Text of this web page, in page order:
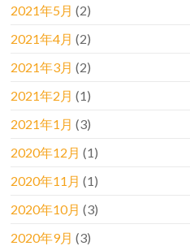
2021年5月 (2)
2021年4月 (2)
2021年3月 (2)
2021年2月 (1)
2021年1月 (3)
2020年12月 (1)
2020年11月 (1)
2020年10月 (3)
2020年9月 (3)